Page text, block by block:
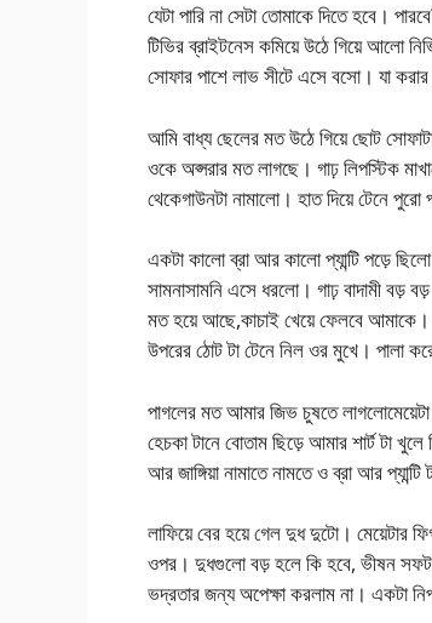
যেটা পারি না সেটা তোমাকে দিতে হবে।
টিভির ব্রাইটনেস কমিয়ে উঠে গিয়ে আলো
সোফার পাশে লাভ সীটে এসে বসো। যা
আমি বাধ্য ছেলের মত উঠে গিয়ে ছোট
ওকে অপ্সরার মত লাগছে। গাঢ় লিপস্টিক
থেকেগাউনটা নামালো। হাত দিয়ে টেনে পুরো
একটা কালো ব্রা আর কালো প্যান্টি পড়ে
সামনাসামনি এসে ধরলো। গাঢ় বাদামী বড়
মত হয়ে আছে,কাচাই খেয়ে ফেলবে
উপরের ঠোট টা টেনে নিল ওর মুখে। পালা
পাগলের মত আমার জিভ চুষতে
হেচকা টানে বোতাম ছিড়ে আমার শার্ট টা
আর জাঙ্গিয়া নামাতে নামতে ও ব্রা আর
লাফিয়ে বের হয়ে গেল দুধ দুটো। মেয়েটার
ওপর। দুধগুলো বড় হলে কি হবে, ভীষন সফট।
ভদ্রতার জন্য অপেক্ষা করলাম না। একটা